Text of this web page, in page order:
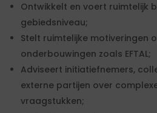
Ontwikkelt en voert ruimtelijk
gebiedsniveau;
Stelt ruimtelijke motiveringen
onderbouwingen zoals EFTAL;
Adviseert initiatiefnemers,
externe partijen over
vraagstukken;